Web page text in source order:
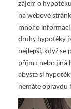
zájem o
na webové
mnoho informací
druhy hypotéky
nejlepší, když se
příjmu nebo jiná
abyste si
nemáte opravdu